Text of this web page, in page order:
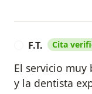
F.T. Cita
El servicio
y la dentista